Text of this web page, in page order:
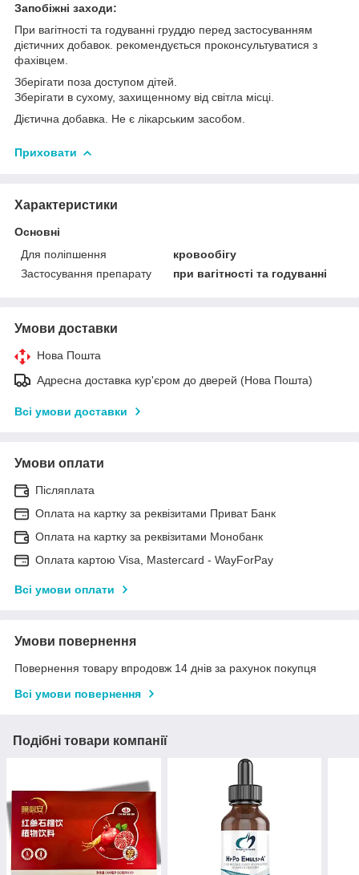
Запобіжні заходи:
При вагітності та годуванні груддю перед застосуванням
дієтичних добавок. рекомендується проконсультуватися з
фахівцем.
Зберігати поза доступом дітей.
Зберігати в сухому, захищенному від світла місці.
Дієтична добавка. Не є лікарським засобом.
Приховати
Характеристики
Основні
Для поліпшення
кровообігу
Застосування препарату
при вагітності та годуванні
Умови доставки
Нова Пошта
Адресна доставка кур'єром до дверей (Нова Пошта)
Всі умови доставки
Умови оплати
Післяплата
Оплата на картку за реквізитами Приват Банк
Оплата на картку за реквізитами Монобанк
Оплата картою Visa, Mastercard - WayForPay
Всі умови оплати
Умови повернення
Повернення товару впродовж 14 днів за рахунок покупця
Всі умови повернення
Подібні товари компанії